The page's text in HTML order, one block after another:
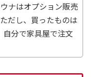
ナはオプション販売
だし、買ったものは
自分で家具屋で注文